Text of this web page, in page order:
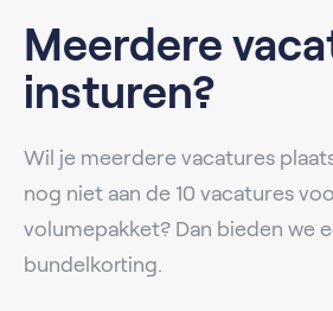
Meerdere
insturen?
Wil je meerdere vacatures
nog niet aan de 10 vacatures
volumepakket? Dan bieden we
bundelkorting.